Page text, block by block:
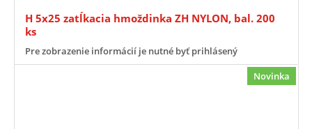
H 5x25 zatĺkacia hmoždinka ZH NYLON, bal. 200
ks
Pre zobrazenie informácií je nutné byť prihlásený
Novinka